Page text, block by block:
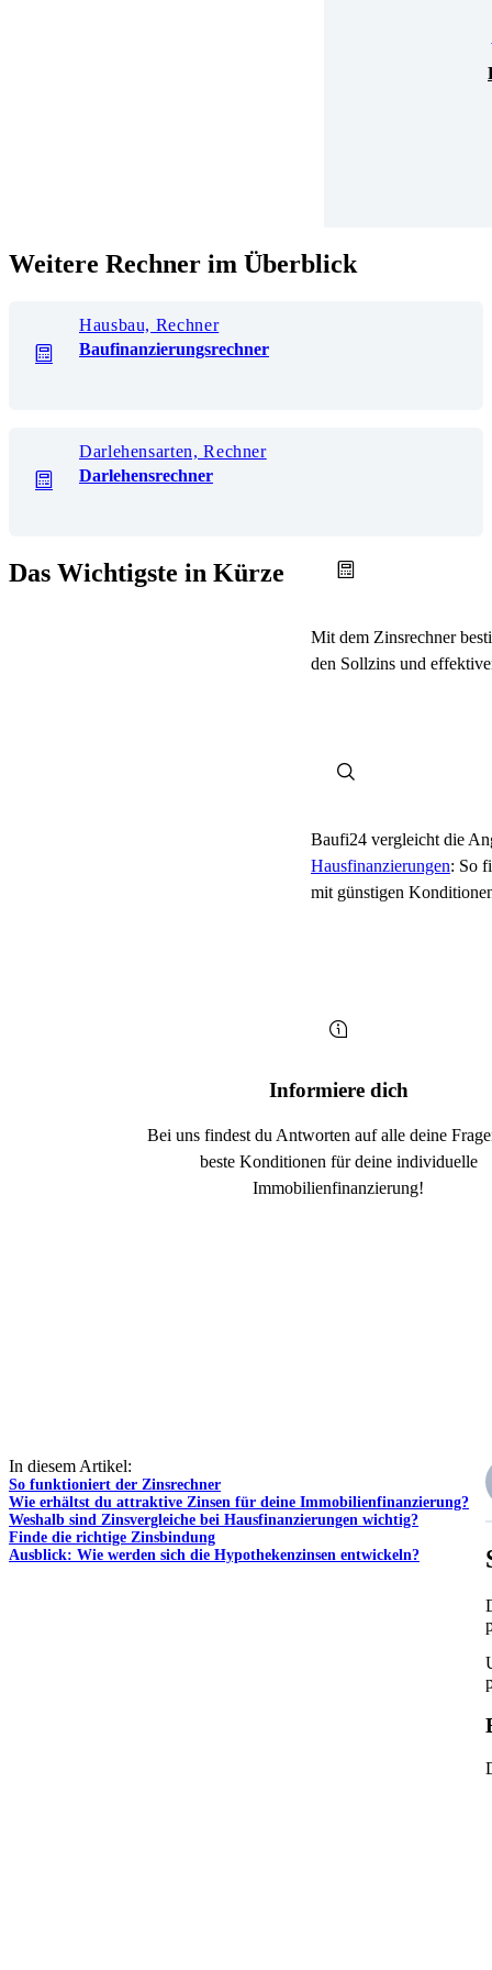
Weitere Rechner im Überblick
Hausbau, Rechner
Baufinanzierungsrechner
Darlehensarten, Rechner
Darlehensrechner
Das Wichtigste in Kürze
Mit dem Zinsrechner
den Sollzins und
Baufi24 vergleicht die
Hausfinanzierungen: So
mit günstigen
Informiere dich
Bei uns findest du Antworten auf alle deine
beste Konditionen für deine individuelle
Immobilienfinanzierung!
In diesem Artikel:
So funktioniert der Zinsrechner
Wie erhältst du attraktive Zinsen für deine Immobilienfinanzierung?
Weshalb sind Zinsvergleiche bei Hausfinanzierungen wichtig?
Finde die richtige Zinsbindung
Ausblick: Wie werden sich die Hypothekenzinsen entwickeln?